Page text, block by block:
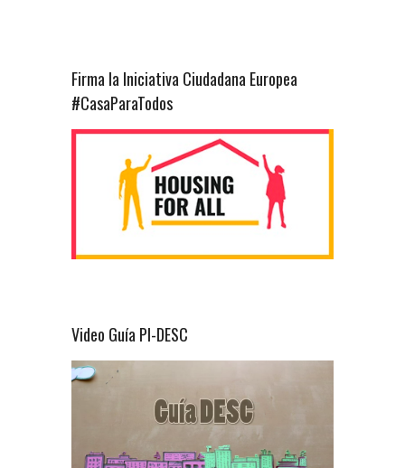
Firma la Iniciativa Ciudadana Europea
#CasaParaTodos
Video Guía PI-DESC